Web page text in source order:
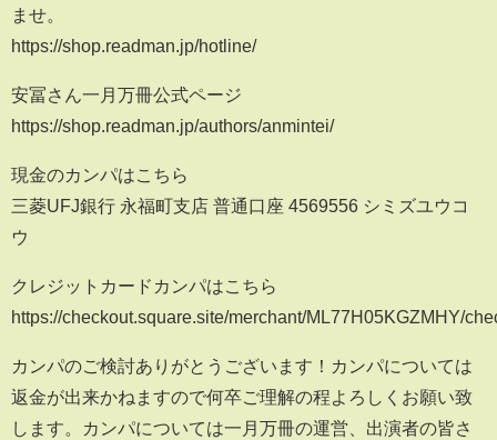
ませ。
https://shop.readman.jp/hotline/
安冨さん一月万冊公式ページ
https://shop.readman.jp/authors/anmintei/
現金のカンパはこちら
三菱UFJ銀行 永福町支店 普通口座 4569556 シミズユウコ
ウ
クレジットカードカンパはこちら
https://checkout.square.site/merchant/ML77H05KGZMHY/
カンパのご検討ありがとうございます！カンパについては
返金が出来かねますので何卒ご理解の程よろしくお願い致
します。カンパについては一月万冊の運営、出演者の皆さ